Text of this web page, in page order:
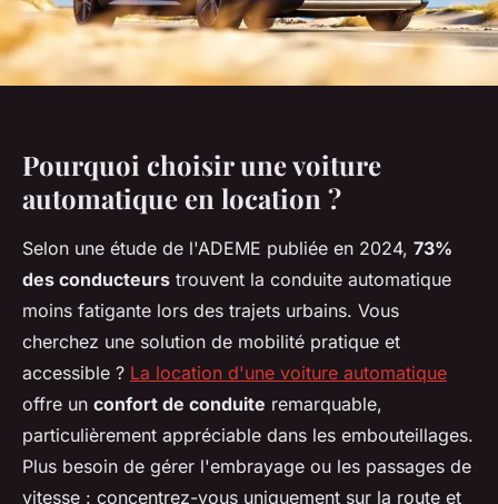
Pourquoi choisir une voiture
automatique en location ?
Selon une étude de l'ADEME publiée en 2024, 73%
des conducteurs trouvent la conduite automatique
moins fatigante lors des trajets urbains. Vous
cherchez une solution de mobilité pratique et
accessible ? La location d'une voiture automatique
offre un confort de conduite remarquable,
particulièrement appréciable dans les embouteillages.
Plus besoin de gérer l'embrayage ou les passages de
vitesse : concentrez-vous uniquement sur la route et